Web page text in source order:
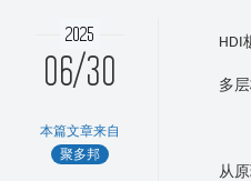
2025
06/30
本篇文章来自
聚多邦
HDI
多
从